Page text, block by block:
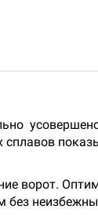
ворот.